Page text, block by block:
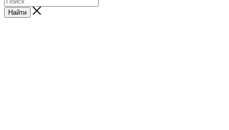
Найти